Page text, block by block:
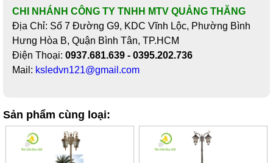
CHI NHÁNH CÔNG TY TNHH MTV QUẢNG THĂNG
Địa Chỉ: Số 7 Đường G9, KDC Vĩnh Lộc, Phường Bình
Hưng Hòa B, Quận Bình Tân, TP.HCM
Điện Thoại: 0937.681.639 - 0395.202.736
Mail: ksledvn121@gmail.com
Sản phẩm cùng loại: